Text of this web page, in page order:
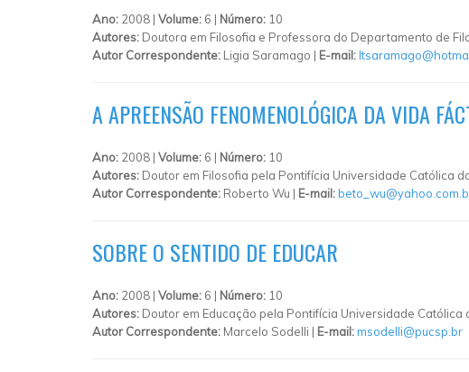
Ano: 2008 | Volume: 6 | Número: 10
Autores: Doutora em Filosofia e Professora do Departamento de
Autor Correspondente: Ligia Saramago | E-mail:
A APREENSÃO FENOMENOLÓGICA DA VIDA
Ano: 2008 | Volume: 6 | Número: 10
Autores: Doutor em Filosofia pela Pontifícia Universidade Católica
Autor Correspondente: Roberto Wu | E-mail:
SOBRE O SENTIDO DE EDUCAR
Ano: 2008 | Volume: 6 | Número: 10
Autores: Doutor em Educação pela Pontifícia Universidade
Autor Correspondente: Marcelo Sodelli | E-mail:msodelli@pucsp.br